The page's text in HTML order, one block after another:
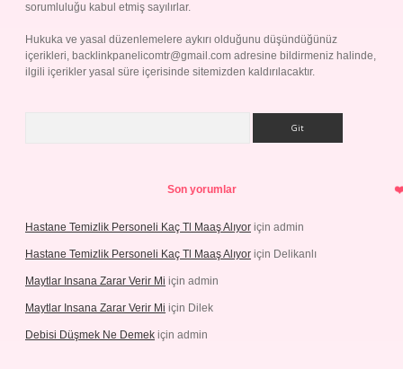
sorumluluğu kabul etmiş sayılırlar.
Hukuka ve yasal düzenlemelere aykırı olduğunu düşündüğünüz
içerikleri, backlinkpanelicomtr@gmail.com adresine bildirmeniz halinde,
ilgili içerikler yasal süre içerisinde sitemizden kaldırılacaktır.
Son yorumlar
Hastane Temizlik Personeli Kaç Tl Maaş Alıyor için admin
Hastane Temizlik Personeli Kaç Tl Maaş Alıyor için Delikanlı
Maytlar Insana Zarar Verir Mi için admin
Maytlar Insana Zarar Verir Mi için Dilek
Debisi Düşmek Ne Demek için admin